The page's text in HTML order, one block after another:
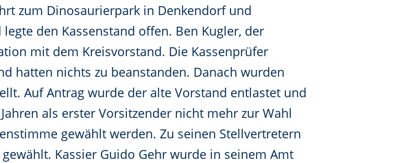
zum Dinosaurierpark in Denkendorf und
den Kassenstand offen. Ben Kugler, der
mit dem Kreisvorstand. Die Kassenprüfer
hatten nichts zu beanstanden. Danach wurden
Auf Antrag wurde der alte Vorstand entlastet und
als erster Vorsitzender nicht mehr zur Wahl
gewählt werden. Zu seinen Stellvertretern
Kassier Guido Gehr wurde in seinem Amt